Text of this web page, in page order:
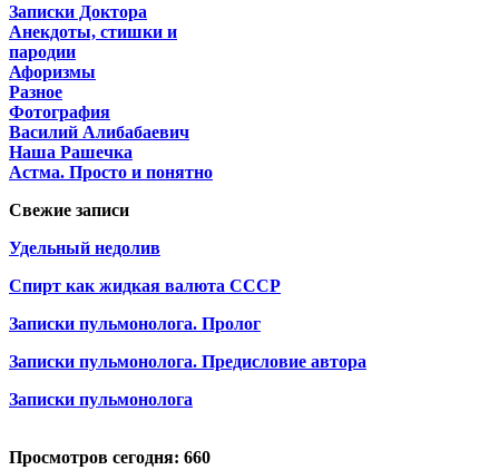
Записки Доктора
Анекдоты, стишки и
пародии
Афоризмы
Разное
Фотография
Василий Алибабаевич
Наша Рашечка
Астма. Просто и понятно
Свежие записи
Удельный недолив
Спирт как жидкая валюта СССР
Записки пульмонолога. Пролог
Записки пульмонолога. Предисловие автора
Записки пульмонолога
Просмотров сегодня: 660